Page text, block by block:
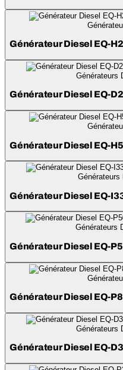
Générateur Diesel EQ-
Générateurs
Générateur Diesel EQ-
Générateur Diesel EQ-
Générateurs
Générateur Diesel EQ-
Générateurs
Générateur Diesel EQ-
Générateur Diesel EQ-
Générateurs
Générateur Diesel EQ-